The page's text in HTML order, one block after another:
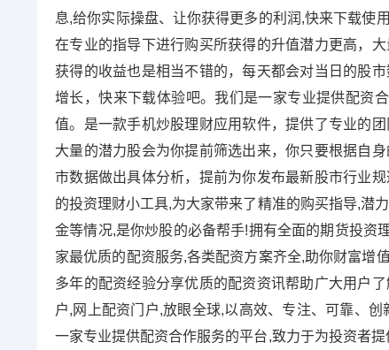
息,给你实际操盘、让你获得更多的利润,快来下载使
在专业的指导下进行购买所获得的升值潜力更高，
获得的收益也是相当不错的，每天都会对当日的股
增长，快来下载体验吧。我们是一家专业提供配资
值。是一款手机炒股理财应用软件，提供了专业的
大量的潜力股会为你提前筛选出来，你只要根据自
市数据做出具体分析，提前为你发布最新股市行业
的投资理财小工具,为大家带来了精准的购买指导,潜
金等情况,是你炒股的必备帮手!拥有全面的期货投资
家最优质的配资服务,各类配资方案齐全,助你财富
多年的配资经验分享优质的配资资讯帮助广大用户
户,网上配资门户,放眼全球,以高效、专注、可靠、
一家专业提供配资合作服务的平台,致力于为投资者